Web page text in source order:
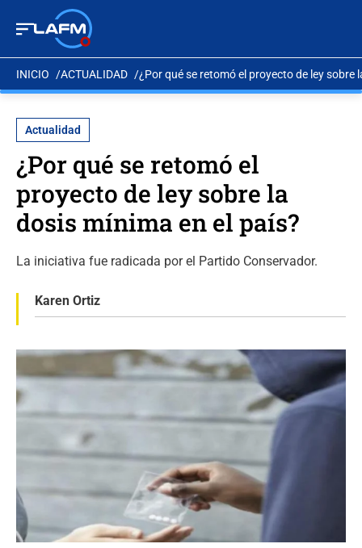
INICIO ACTUALIDAD ¿Por qué se retomó el proyecto de ley sobre
Actualidad
¿Por qué se retomó el
proyecto de ley sobre la
dosis mínima en el país?
La iniciativa fue radicada por el Partido Conservador.
Karen Ortiz